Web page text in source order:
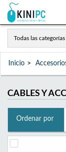
Todas las categorías
Inicio
CABLES Y
Ordenar por